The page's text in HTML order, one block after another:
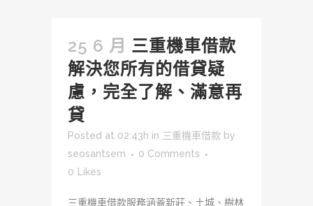
25 6 月 三重機車借款
解決您所有的借貸疑
慮，完全了解、滿意再
貸
Posted at 02:43h in 三重機車借款 by
seosantsem
0 Comments
0 Likes
三重機車借款服務涵蓋新莊、土城、樹林